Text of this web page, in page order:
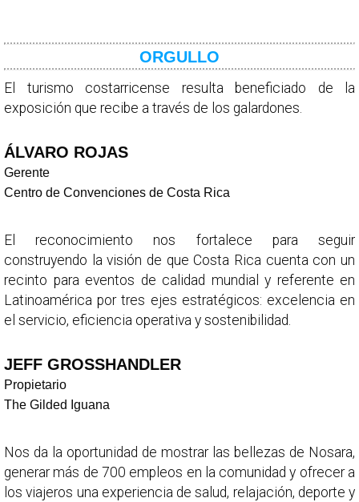
ORGULLO
El turismo costarricense resulta beneficiado de la
exposición que recibe a través de los galardones.
ÁLVARO ROJAS
Gerente
Centro de Convenciones de Costa Rica
El reconocimiento nos fortalece para seguir
construyendo la visión de que Costa Rica cuenta con un
recinto para eventos de calidad mundial y referente en
Latinoamérica por tres ejes estratégicos: excelencia en
el servicio, eficiencia operativa y sostenibilidad.
JEFF GROSSHANDLER
Propietario
The Gilded Iguana
Nos da la oportunidad de mostrar las bellezas de Nosara,
generar más de 700 empleos en la comunidad y ofrecer a
los viajeros una experiencia de salud, relajación, deporte y